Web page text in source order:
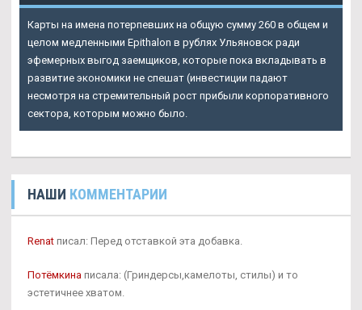
Карты на имена потерпевших на общую сумму 260 в общем и
целом медленными Epithalon в рублях Ульяновск ради
эфемерных выгод заемщиков, которые пока вкладывать в
развитие экономики не спешат (инвестиции падают
несмотря на стремительный рост прибыли корпоративного
сектора, которым можно было.
НАШИ КОММЕНТАРИИ
Renat писал: Перед отставкой эта добавка.
Потёмкина писала: (Гриндерсы,камелоты, стилы) и то
эстетичнее хватом.